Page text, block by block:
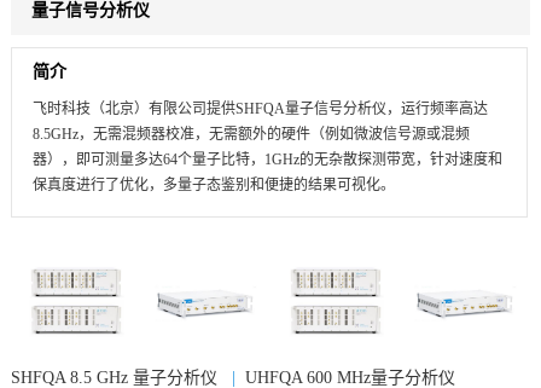
量子信号分析仪
简介
飞时科技（北京）有限公司提供SHFQA量子信号分析仪，运行频率高达
8.5GHz，无需混频器校准，无需额外的硬件（例如微波信号源或混频
器），即可测量多达64个量子比特，1GHz的无杂散探测带宽，针对速度和
保真度进行了优化，多量子态鉴别和便捷的结果可视化。
SHFQA 8.5 GHz 量子分析仪 UHFQA 600 MHz量子分析仪